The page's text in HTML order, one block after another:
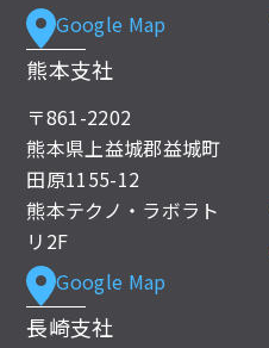
Google Map
熊本支社
〒861-2202
熊本県上益城郡益城町
田原1155-12
熊本テクノ・ラボラト
リ2F
Google Map
長崎支社